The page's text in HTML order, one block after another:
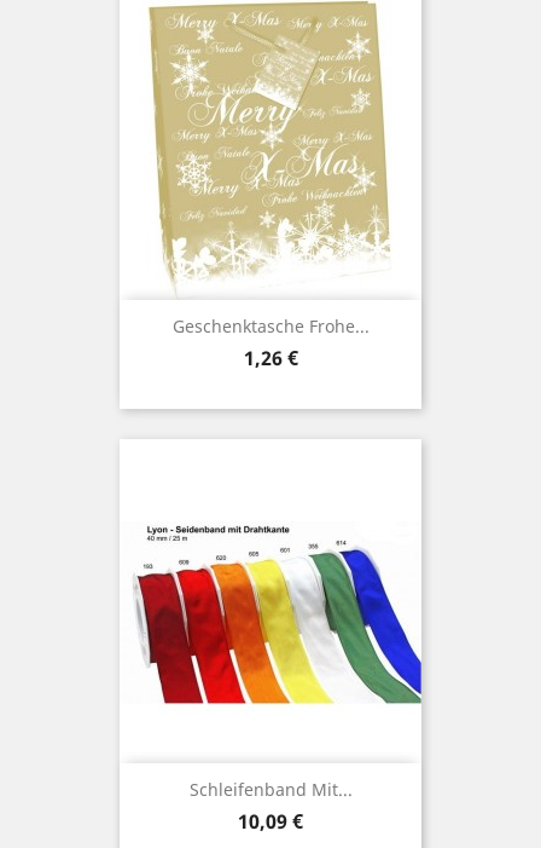
Geschenktasche Frohe...
Preis
1,26 €
Schleifenband Mit...
Preis
10,09 €